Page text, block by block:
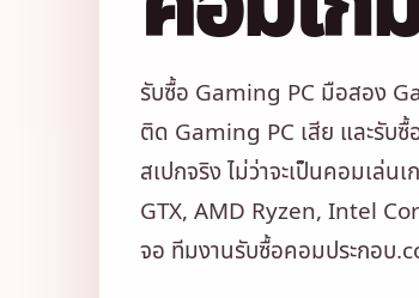
รับซื้อ Gaming PC มือสอง
ติด Gaming PC เสีย และรับ
สเปกจริง ไม่ว่าจะเป็นคอมเล่
GTX, AMD Ryzen, Intel
จอ ทีมงานรับซื้อคอมประกอบ